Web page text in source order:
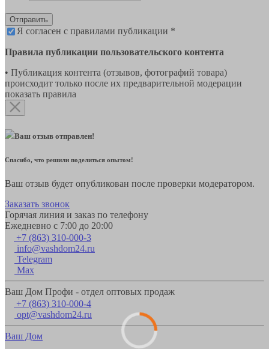
Отправить
Я согласен с правилами публикации *
Правила публикации пользовательского контента
• Публикация контента (отзывов, фотографий товара)
происходит только после их предварительной модерации
показать правила
Ваш отзыв отправлен!
Спасибо, что решили поделиться опытом!
Ваш отзыв будет опубликован после проверки модератором.
Заказать звонок
Горячая линия и заказ по телефону
Ежедневно с 7:00 до 20:00
+7 (863) 310-000-3
info@vashdom24.ru
Telegram
Max
Ваш Дом Профи - отдел оптовых продаж
+7 (863) 310-000-4
opt@vashdom24.ru
Ваш Дом